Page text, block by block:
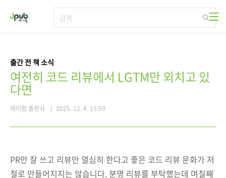
출간 전 책 소식
여전히 코드 리뷰에서 LGTM만 외치고 있
다면
제이펍 출판사 2025. 12. 4. 15:59
PR만 잘 쓰고 리뷰만 열심히 한다고 좋은 코드 리뷰 문화가 저
절로 만들어지지는 않습니다. 분명 리뷰를 부탁했는데 며칠째